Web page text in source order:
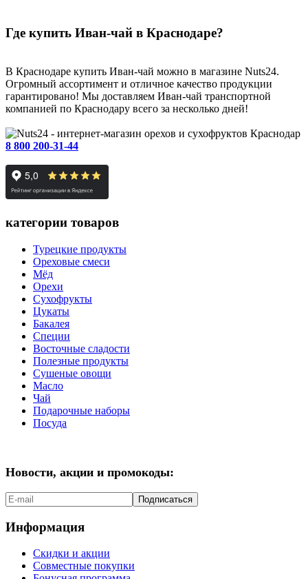
Где купить Иван-чай в Краснодаре?
В Краснодаре купить Иван-чай можно в магазине Nuts24.
Огромный ассортимент и отличное качество продукции
гарантировано! Мы доставляем Иван-чай транспортной
компанией по Краснодару всего за несколько дней!
Краснодар
8 800 200-31-44
категории товаров
Турецкие продукты
Ореховые смеси
Мёд
Орехи
Сухофрукты
Цукаты
Бакалея
Специи
Восточные сладости
Полезные продукты
Сушеные овощи
Масло
Чай
Подарочные наборы
Посуда
Новости, акции и промокоды:
Подписаться
Информация
Скидки и акции
Совместные покупки